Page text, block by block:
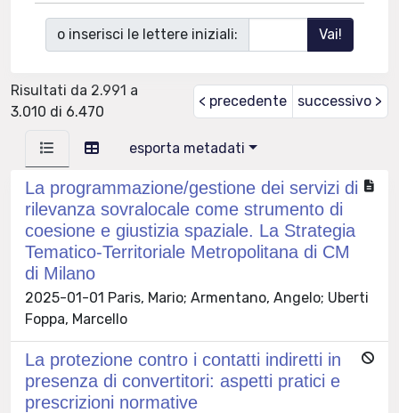
o inserisci le lettere iniziali:
Risultati da 2.991 a
3.010 di 6.470
< precedente successivo >
esporta metadati
La programmazione/gestione dei servizi di
rilevanza sovralocale come strumento di
coesione e giustizia spaziale. La Strategia
Tematico-Territoriale Metropolitana di CM
di Milano
2025-01-01 Paris, Mario; Armentano, Angelo; Uberti
Foppa, Marcello
La protezione contro i contatti indiretti in
presenza di convertitori: aspetti pratici e
prescrizioni normative